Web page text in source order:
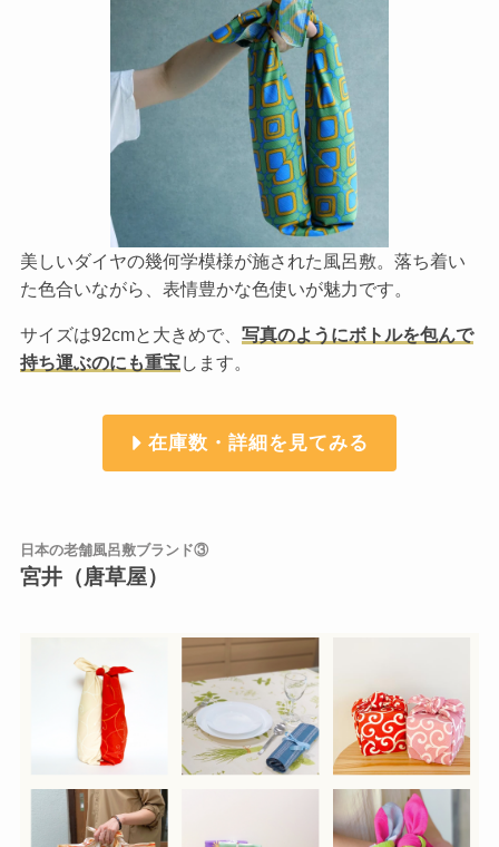
美しいダイヤの幾何学模様が施された風呂敷。落ち着い
た色合いながら、表情豊かな色使いが魅力です。
サイズは92cmと大きめで、 写真のようにボトルを包んで
持ち運ぶのにも重宝します。
在庫数・詳細を見てみる
日本の老舗風呂敷ブランド③
宮井（唐草屋）